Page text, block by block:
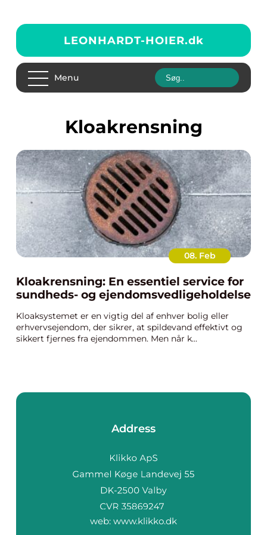
LEONHARDT-HOIER.dk
Menu
kloakrensning
08. Feb
Kloakrensning: En essentiel service for
sundheds- og ejendomsvedligeholdelse
Kloaksystemet er en vigtig del af enhver bolig eller
erhvervsejendom, der sikrer, at spildevand effektivt og
sikkert fjernes fra ejendommen. Men når k...
Address
web: www.klikko.dk